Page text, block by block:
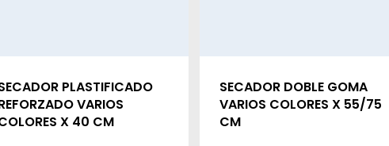
PLASTIFICADO
VARIOS
X 40 CM
SECADOR DOBLE GOMA
VARIOS COLORES X 55/75
CM